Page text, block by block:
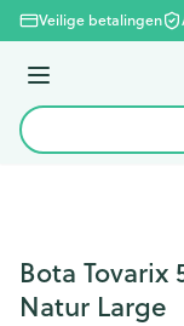
Ga naar de inhoud
Veilige betalingen
Menu
Product, merk,
Bota Tovarix
Natur Large